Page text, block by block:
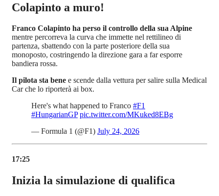
Colapinto a muro!
Franco Colapinto ha perso il controllo della sua Alpine
mentre percorreva la curva che immette nel rettilineo di
partenza, sbattendo con la parte posteriore della sua
monoposto, costringendo la direzione gara a far esporre
bandiera rossa.
Il pilota sta bene e scende dalla vettura per salire sulla Medical
Car che lo riporterà ai box.
Here's what happened to Franco #F1
#HungarianGP pic.twitter.com/MKuked8EBg
— Formula 1 (@F1) July 24, 2026
17:25
Inizia la simulazione di qualifica